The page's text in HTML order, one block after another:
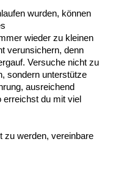
wurden, können
wieder zu kleinen
verunsichern, denn
Versuche nicht zu
sondern unterstütze
ausreichend
erreichst du mit viel
zu werden, vereinbare